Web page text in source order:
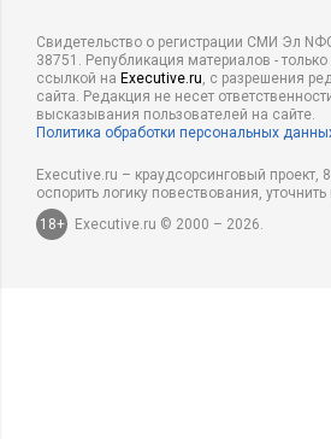
Свидетельство о регистрации СМИ Эл
38751. Републикация материалов - только
ссылкой на Executive.ru, с разрешения
сайта. Редакция не несет
высказывания пользователей на сайте.
Политика обработки персональных
Executive.ru – краудсорсинговый
оспорить логику повествования,
18+
Executive.ru © 2000 – 2026.